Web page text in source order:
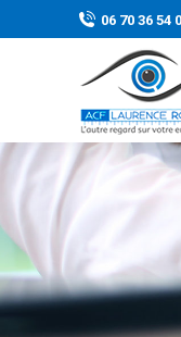
06 70 36 54